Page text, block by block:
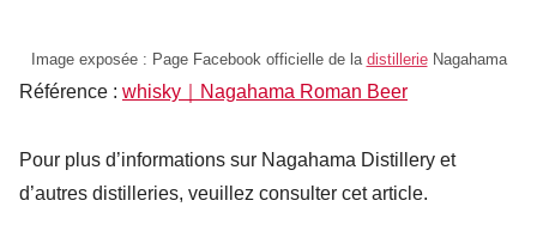
Image exposée : Page Facebook officielle de la distillerieNagahama
Référence : whisky｜Nagahama Roman Beer
Pour plus d’informations sur Nagahama Distillery et
d’autres distilleries, veuillez consulter cet article.